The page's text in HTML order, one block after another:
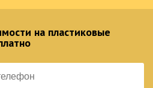
на пластиковые